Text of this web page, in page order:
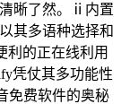
晰了然。ⅱ内置
其多语种选择和
利的正在线利用
凭仗其多功能性
免费软件的奥秘